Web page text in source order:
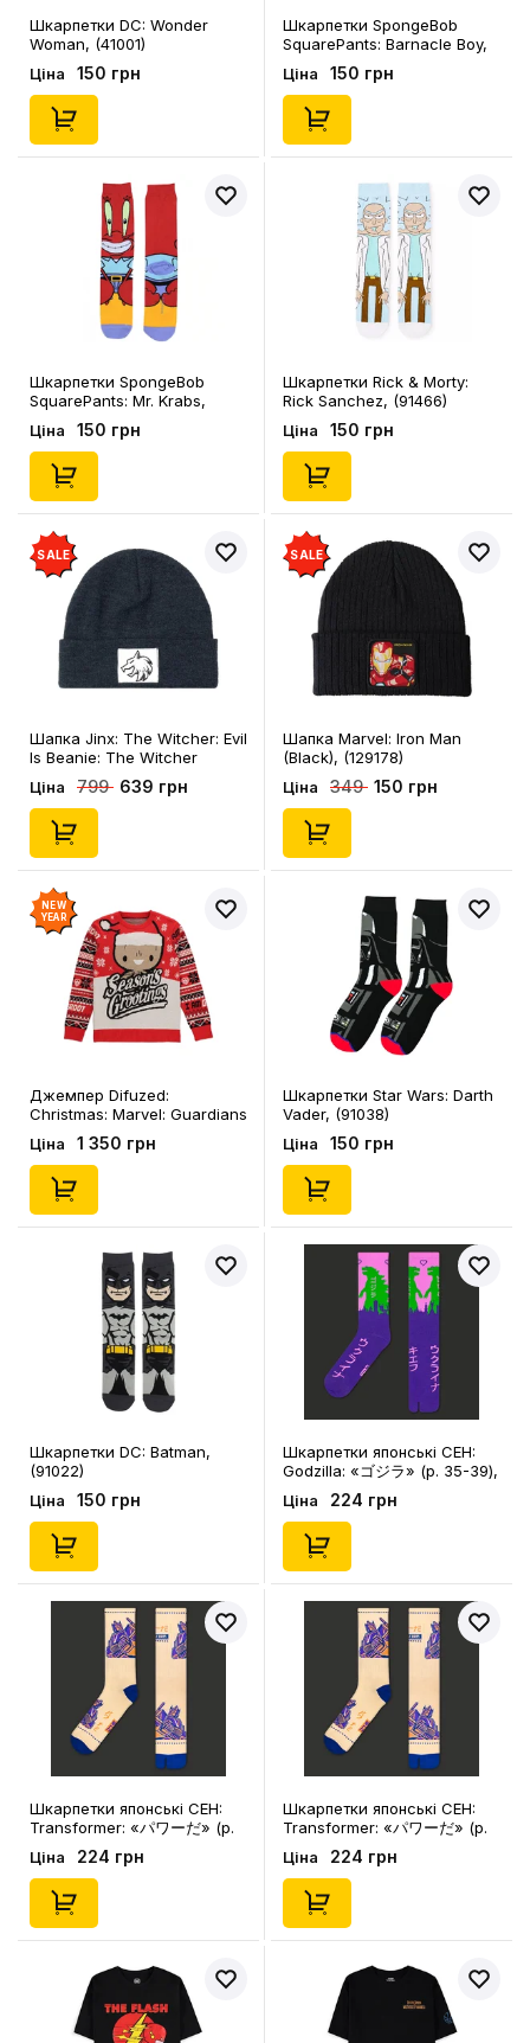
Шкарпетки DC: Wonder
Woman, (41001)
Ціна 150 грн
Шкарпетки SpongeBob
SquarePants: Barnacle Boy,
(91282)
Ціна 150 грн
Шкарпетки SpongeBob
SquarePants: Mr. Krabs,
Ціна 150 грн
Шкарпетки Rick & Morty:
Rick Sanchez, (91466)
Ціна 150 грн
SALE
Шапка Jinx: The Witcher: Evil
Is Beanie: The Witcher
Medallion, (314662)
Ціна 799 639 грн
SALE
Шапка Marvel: Iron Man
(Black), (129178)
Ціна 349 150 грн
NEW
YEAR
Джемпер Difuzed:
Christmas: Marvel: Guardians
of the Galaxy: Groot:
«‎Season's Grootings» (2XL),
(335101)
Ціна 1 350 грн
Шкарпетки Star Wars: Darth
Vader, (91038)
Ціна 150 грн
Шкарпетки DC: Batman,
(91022)
Ціна 150 грн
Шкарпетки японські CEH:
Godzilla: «ゴジラ» (р. 35-39),
(91514)
Ціна 224 грн
Шкарпетки японські CEH:
Transformer: «パワーだ» (р.
40-45), (91485)
Ціна 224 грн
Шкарпетки японські CEH:
Transformer: «パワーだ» (р.
35-39), (91484)
Ціна 224 грн